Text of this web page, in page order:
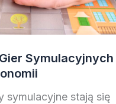
Symulacyjnych
symulacyjne stają się